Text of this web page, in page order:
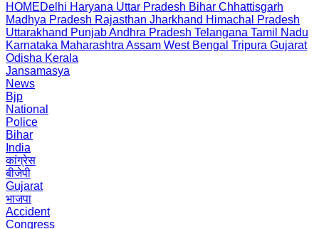
HOMEDelhi Haryana Uttar Pradesh Bihar Chhattisgarh
Madhya Pradesh Rajasthan Jharkhand Himachal Pradesh
Uttarakhand PunjabAndhra Pradesh Telangana Tamil Nadu
Karnataka Maharashtra Assam West Bengal Tripura Gujarat
Odisha Kerala
Jansamasya
News
Bjp
National
Police
Bihar
India
कांग्रेस
बीजेपी
Gujarat
भाजपा
Accident
Congress